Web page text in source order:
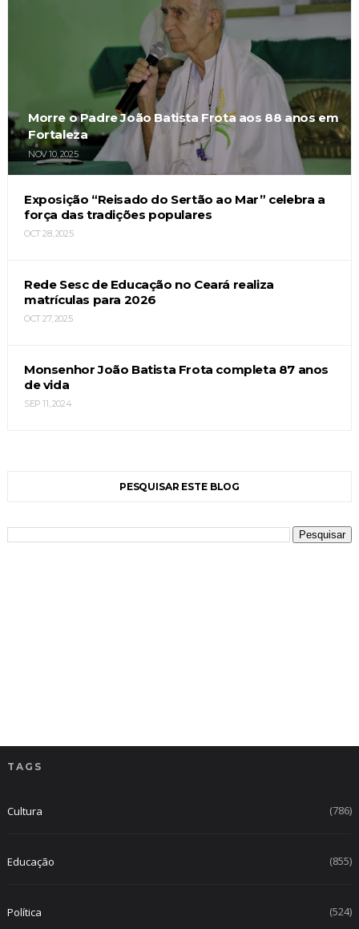
Morre o Padre João Batista Frota aos 88 anos em
Fortaleza
NOV 10, 2025
Exposição “Reisado do Sertão ao Mar” celebra a
força das tradições populares
OCT 28, 2025
Rede Sesc de Educação no Ceará realiza
matrículas para 2026
OCT 27, 2025
Monsenhor João Batista Frota completa 87 anos
de vida
SEP 11, 2024
PESQUISAR ESTE BLOG
TAGS
Cultura (786)
Educação (855)
Política (524)